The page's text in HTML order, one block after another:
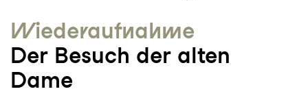
Wieder­aufnahme
Der Besuch der alten
Dame